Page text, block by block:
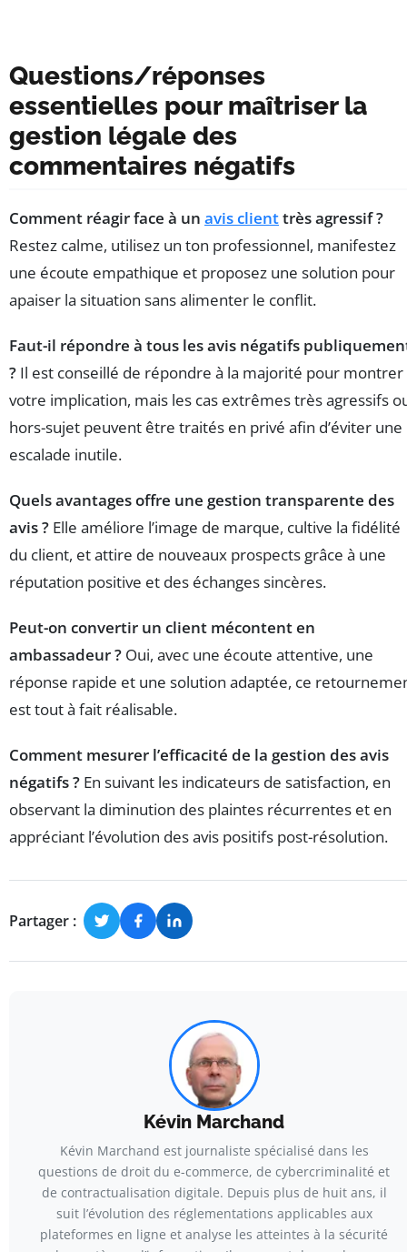
Questions/réponses
essentielles pour maîtriser la
gestion légale des
commentaires négatifs
Comment réagir face à un avis clienttrès agressif ?
Restez calme, utilisez un ton professionnel, manifestez
une écoute empathique et proposez une solution pour
apaiser la situation sans alimenter le conflit.
Faut-il répondre à tous les avis négatifs
? Il est conseillé de répondre à la majorité pour montrer
votre implication, mais les cas extrêmes très agressifs
hors-sujet peuvent être traités en privé afin d’éviter une
escalade inutile.
Quels avantages offre une gestion transparente des
avis ? Elle améliore l’image de marque, cultive la fidélité
du client, et attire de nouveaux prospects grâce à une
réputation positive et des échanges sincères.
Peut-on convertir un client mécontent en
ambassadeur ? Oui, avec une écoute attentive, une
réponse rapide et une solution adaptée, ce
est tout à fait réalisable.
Comment mesurer l’efficacité de la gestion des avis
négatifs ? En suivant les indicateurs de satisfaction, en
observant la diminution des plaintes récurrentes et en
appréciant l’évolution des avis positifs post-résolution.
Partager :
Kévin Marchand
Kévin Marchand est journaliste spécialisé dans les
questions de droit du e-commerce, de cybercriminalité et
de contractualisation digitale. Depuis plus de huit ans, il
suit l’évolution des réglementations applicables aux
plateformes en ligne et analyse les atteintes à la sécurité